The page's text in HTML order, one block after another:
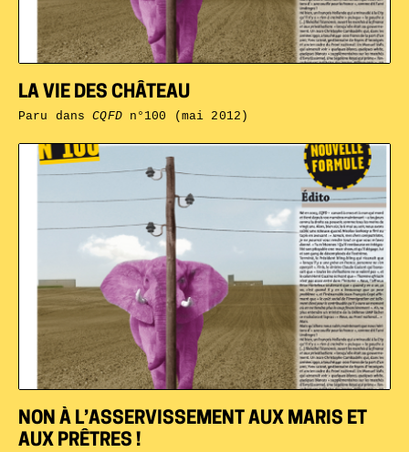
NON À L’ASSERVISSEMENT AUX MARIS ET
AUX PRÊTRES !
LA VIE DES CHÂTEAU
Paru dansCQFDn°100 (mai 2012)